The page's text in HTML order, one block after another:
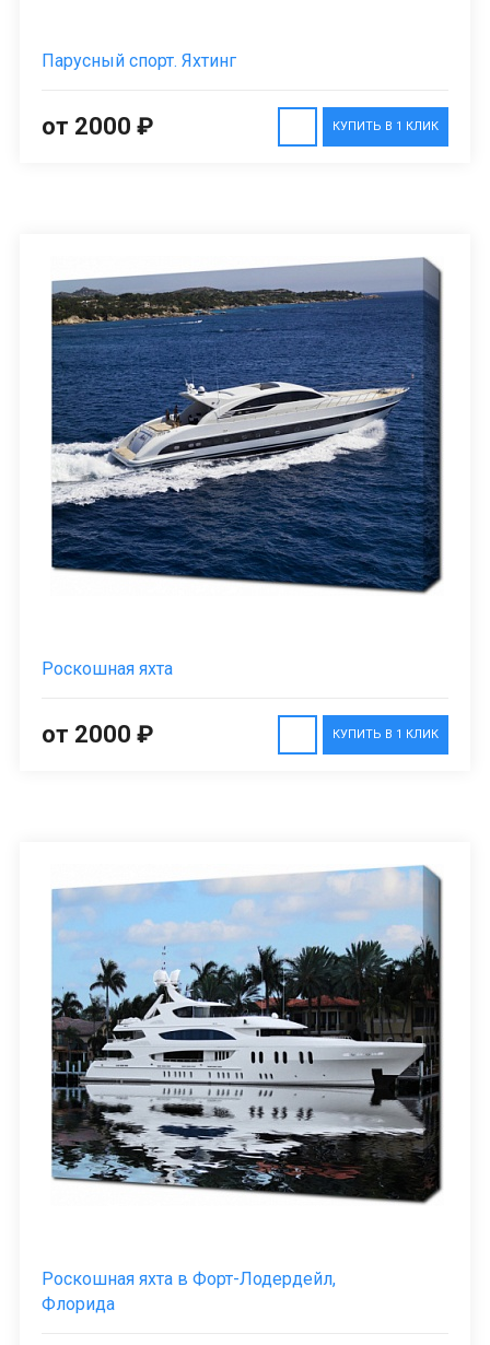
Парусный спорт. Яхтинг
КУПИТЬ В 1 КЛИК
от 2000 ₽
Роскошная яхта
КУПИТЬ В 1 КЛИК
от 2000 ₽
Роскошная яхта в Форт-Лодердейл,
Флорида